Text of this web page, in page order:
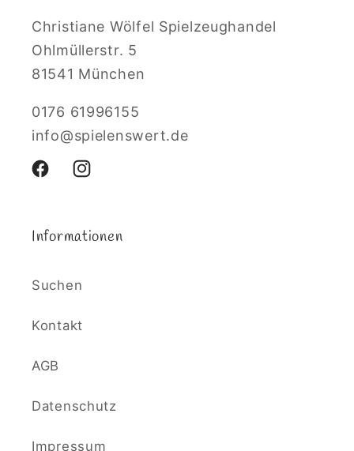
Christiane Wölfel Spielzeughandel
Ohlmüllerstr. 5
81541 München
0176 61996155
info@spielenswert.de
FacebookInstagram
Informationen
Suchen
Kontakt
AGB
Datenschutz
Impressum